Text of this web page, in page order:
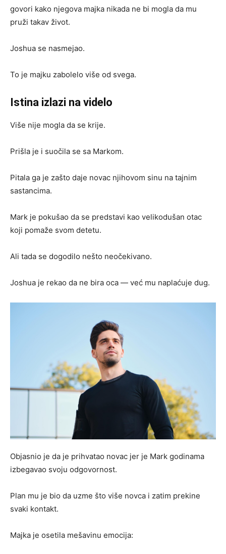
govori kako njegova majka nikada ne bi mogla da mu
pruži takav život.
Joshua se nasmejao.
To je majku zabolelo više od svega.
Istina izlazi na videlo
Više nije mogla da se krije.
Prišla je i suočila se sa Markom.
Pitala ga je zašto daje novac njihovom sinu na tajnim
sastancima.
Mark je pokušao da se predstavi kao velikodušan otac
koji pomaže svom detetu.
Ali tada se dogodilo nešto neočekivano.
Joshua je rekao da ne bira oca — već mu naplaćuje dug.
Objasnio je da je prihvatao novac jer je Mark godinama
izbegavao svoju odgovornost.
Plan mu je bio da uzme što više novca i zatim prekine
svaki kontakt.
Majka je osetila mešavinu emocija: